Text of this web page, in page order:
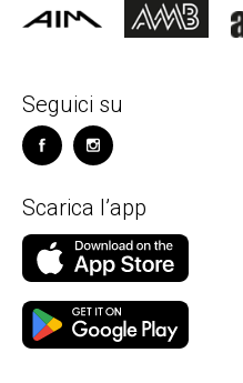
Seguici su
Scarica l’app